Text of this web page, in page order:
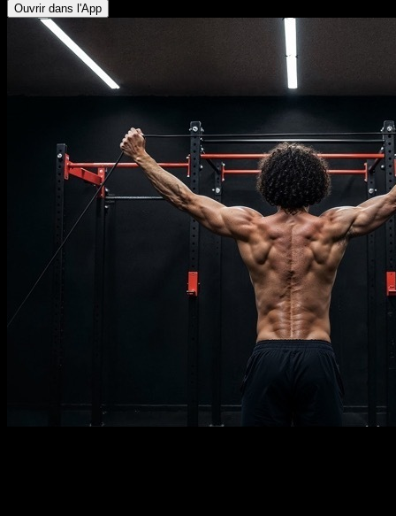
Ouvrir dans l'App